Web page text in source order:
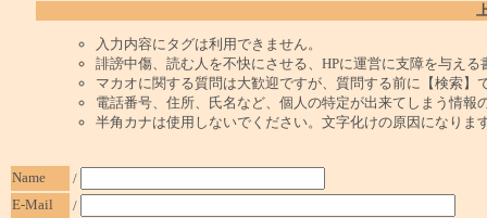
入力内容にタグは利用できません。
誹謗中傷、読む人を不快にさせる、HPに運営に支障を与え
マカオに関する質問は大歓迎ですが、質問する前に【検索】
電話番号、住所、氏名など、個人の特定が出来てしまう情報
半角カナは使用しないでください。文字化けの原因になりま
Name
/
E-Mail
/